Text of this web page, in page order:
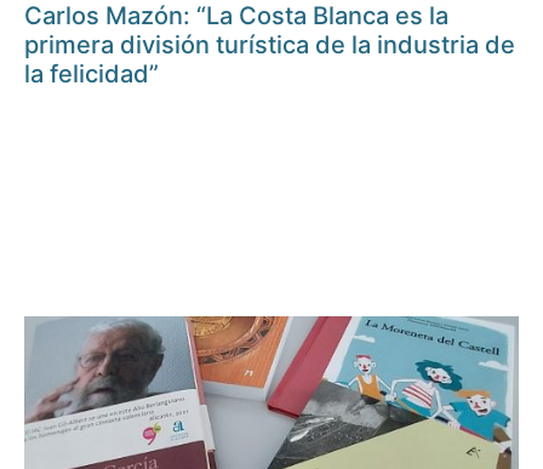
Carlos Mazón: “La Costa Blanca es la
primera división turística de la industria de
la felicidad”